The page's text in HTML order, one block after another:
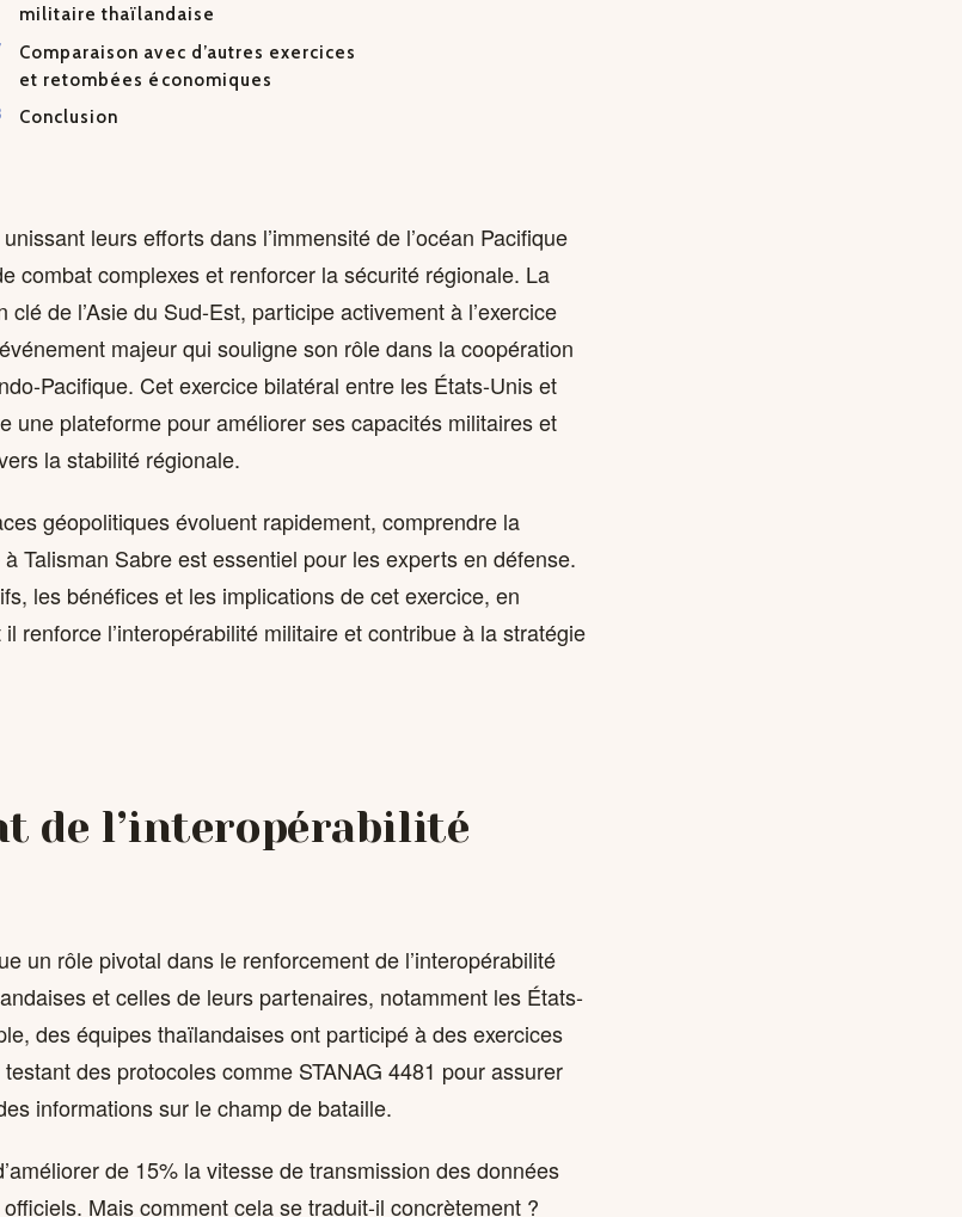
militaire thaïlandaise
Comparaison avec d’autres exercices
et retombées économiques
Conclusion
leurs efforts dans l’immensité de l’océan Pacifique
combat complexes et renforcer la sécurité régionale. La
de l’Asie du Sud-Est, participe activement à l’exercice
majeur qui souligne son rôle dans la coopération
Pacifique. Cet exercice bilatéral entre les États-Unis et
une plateforme pour améliorer ses capacités militaires et
la stabilité régionale.
géopolitiques évoluent rapidement, comprendre la
Talisman Sabre est essentiel pour les experts en défense.
les bénéfices et les implications de cet exercice, en
renforce l’interopérabilité militaire et contribue à la stratégie
de l’interopérabilité
un rôle pivotal dans le renforcement de l’interopérabilité
et celles de leurs partenaires, notamment les États-
des équipes thaïlandaises ont participé à des exercices
des protocoles comme STANAG 4481 pour assurer
informations sur le champ de bataille.
de 15% la vitesse de transmission des données
Mais comment cela se traduit-il concrètement ?